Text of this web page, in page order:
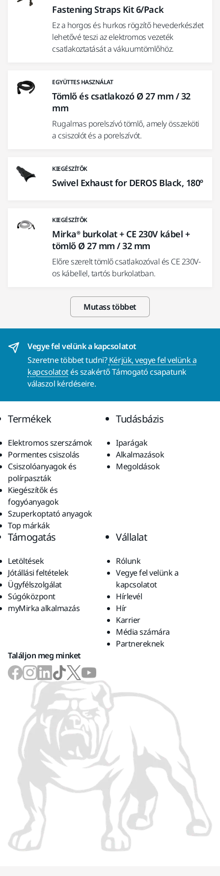
Fastening Straps Kit 6/Pack
Ez a horgos és hurkos rögzítő hevederkészlet
lehetővé teszi az elektromos vezeték
csatlakoztatását a vákuumtömlőhöz.
EGYÜTTES HASZNÁLAT
Tömlő és csatlakozó Ø 27 mm / 32
mm
Rugalmas porelszívó tömlő, amely összeköti
a csiszolót és a porelszívót.
KIEGÉSZÍTŐK
Swivel Exhaust for DEROS Black, 180º
KIEGÉSZÍTŐK
Mirka® burkolat + CE 230V kábel +
tömlő Ø 27 mm / 32 mm
Előre szerelt tömlő csatlakozóval és CE 230V-
os kábellel, tartós burkolatban.
Mutass többet
Vegye fel velünk a kapcsolatot
Szeretne többet tudni?Kérjük, vegye fel velünk a
kapcsolatotés szakértő Támogató csapatunk
válaszol kérdéseire.
Termékek
Elektromos szerszámok
Pormentes csiszolás
Csiszolóanyagok és
polírpaszták
Kiegészítők és
fogyóanyagok
Szuperkoptató anyagok
Top márkák
Tudásbázis
Iparágak
Alkalmazások
Megoldások
Támogatás
Letöltések
Jótállási feltételek
Ügyfélszolgálat
Súgóközpont
myMirka alkalmazás
Vállalat
Rólunk
Vegye fel velünk a
kapcsolatot
Hírlevél
Hír
Karrier
Média számára
Partnereknek
Találjon meg minket